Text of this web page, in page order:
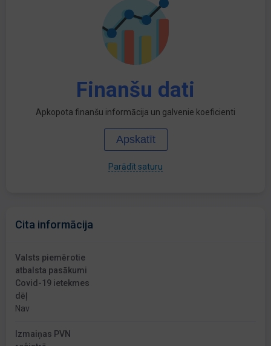
Finanšu dati
Apkopota finanšu informācija un galvenie koeficienti
Apskatīt
Parādīt saturu
Cita informācija
Valsts piemērotie
atbalsta pasākumi
Covid-19 ietekmes
dēļ
Nav
Izmaiņas PVN